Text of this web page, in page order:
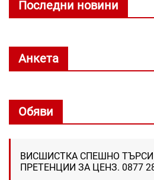
Последни новини
Анкета
Обяви
ВИСШИСТКА СПЕШНО ТЪРСИ
ПРЕТЕНЦИИ ЗА ЦЕНЗ. 0877